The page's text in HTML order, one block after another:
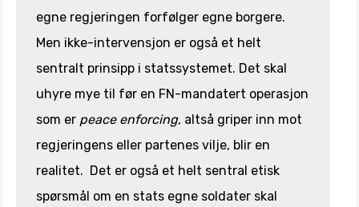
egne regjeringen forfølger egne borgere.
Men ikke-intervensjon er også et helt
sentralt prinsipp i statssystemet. Det skal
uhyre mye til før en FN-mandatert operasjon
som er peace enforcing, altså griper inn mot
regjeringens eller partenes vilje, blir en
realitet. Det er også et helt sentral etisk
spørsmål om en stats egne soldater skal